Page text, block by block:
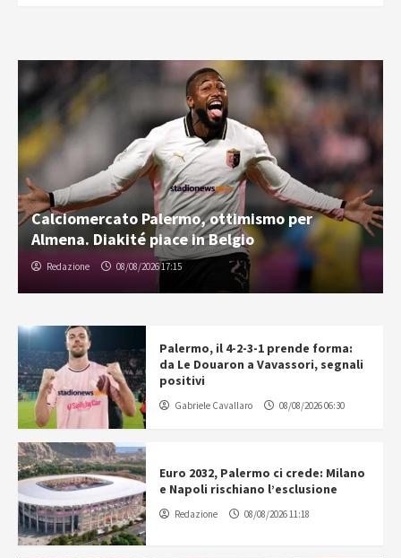
Calciomercato Palermo, ottimismo per
Almena. Diakité piace in Belgio
Redazione 08/08/2026 17:15
Palermo, il 4-2-3-1 prende forma:
da Le Douaron a Vavassori, segnali
positivi
Gabriele Cavallaro 08/08/2026 06:30
Euro 2032, Palermo ci crede: Milano
e Napoli rischiano l’esclusione
Redazione 08/08/2026 11:18